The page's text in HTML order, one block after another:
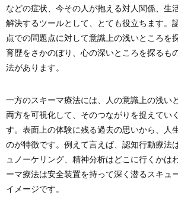
などの症状、今その人が抱える対人関係、生
解決するツールとして、とても役立ちます。
点での問題点に対して意識上の浅いところを
育歴をさかのぼり、心の深いところを探るも
法があります。
一方のスキーマ療法には、人の意識上の浅い
両方を可視化して、そのつながりを捉えてい
す。表面上の体験に残る過去の思いから、人
のが特徴です。例えて言えば、認知行動療法
ュノーケリング、精神分析はどこに行くかは
ーマ療法は安全装置を持って深く潜るスキュ
イメージです。